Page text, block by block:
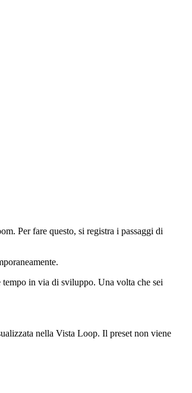
Per fare questo, si registra i passaggi di
tempo in via di sviluppo. Una volta che sei
nella Vista Loop. Il preset non viene